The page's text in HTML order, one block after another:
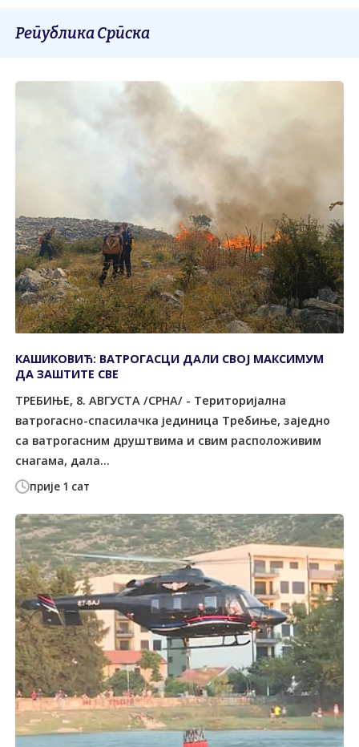
Република Српска
прије 1 сат
КАШИКОВИЋ: ВАТРОГАСЦИ ДАЛИ СВОЈ МАКСИМУМ
ДА ЗАШТИТЕ СВЕ
ТРЕБИЊЕ, 8. АВГУСТА /СРНА/ - Tериторијална
ватрогасно-спасилачка јединица Tребиње, заједно
са ватрогасним друштвима и свим расположивим
снагама, дала...